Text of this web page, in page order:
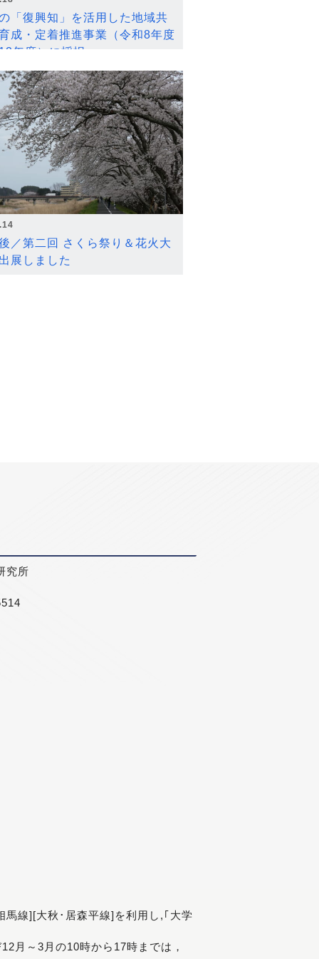
「復興知」を活用した地域共
成・定着推進事業（令和8年度
年度）に採択
／第二回 さくら祭り＆花火大
展しました
究所
線][大秋･居森平線]を利用し,｢大学
月～3月の10時から17時までは，